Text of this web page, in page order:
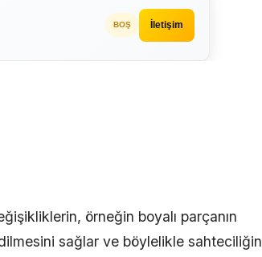
BOŞ İletişim
örneğin boyalı parçanın
sağlar ve böylelikle sahteciliğin